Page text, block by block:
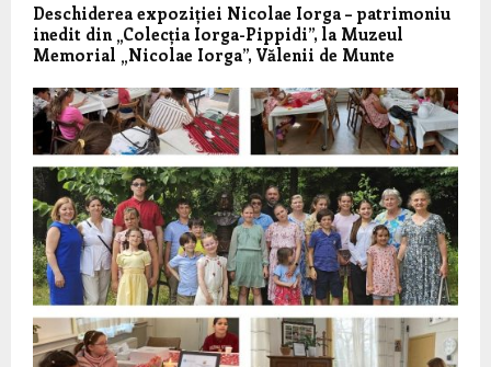
Deschiderea expoziției Nicolae Iorga – patrimoniu
inedit din „Colecția Iorga-Pippidi”, la Muzeul
Memorial „Nicolae Iorga”, Vălenii de Munte